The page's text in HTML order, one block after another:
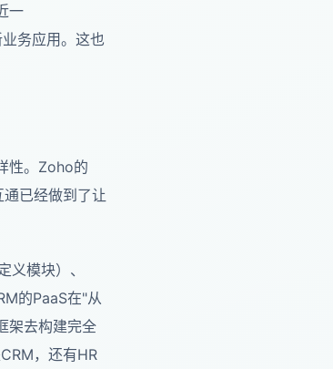
一
务应用。这也
性。Zoho的
已经做到了让
模块）、
的PaaS在"从
架去构建完全
，还有HR